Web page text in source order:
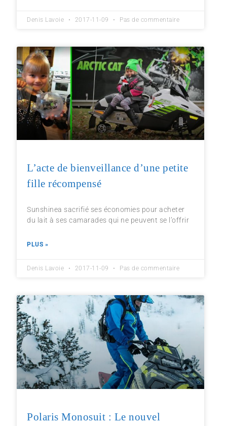
Denis Lavoie 2017-11-09 Pas de commentaire
L’acte de bienveillance d’une petite
fille récompensé
Sunshinea sacrifié ses économies pour acheter
du lait à ses camarades qui ne peuvent se l’offrir
PLUS »
Denis Lavoie 2017-11-09 Pas de commentaire
Polaris Monosuit : Le nouvel